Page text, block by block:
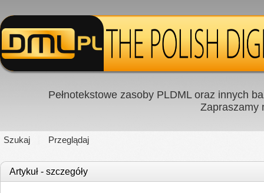
Pełnotekstowe zasoby PLDML oraz innych
Zapraszamy
Szukaj Przeglądaj
Artykuł - szczegóły